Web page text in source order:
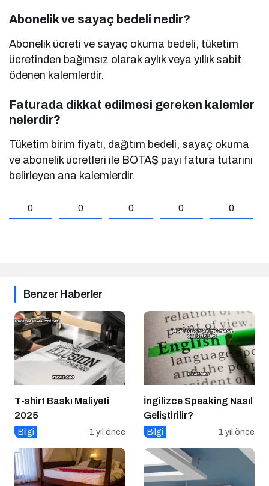
Abonelik ve sayaç bedeli nedir?
Abonelik ücreti ve sayaç okuma bedeli, tüketim
ücretinden bağımsız olarak aylık veya yıllık sabit
ödenen kalemlerdir.
Faturada dikkat edilmesi gereken kalemler
nelerdir?
Tüketim birim fiyatı, dağıtım bedeli, sayaç okuma
ve abonelik ücretleri ile BOTAŞ payı fatura tutarını
belirleyen ana kalemlerdir.
0 0 0 0 0
Benzer Haberler
T-shirt Baskı Maliyeti
2025
Bilgi 1 yıl önce
İngilizce Speaking Nasıl
Geliştirilir?
Bilgi 1 yıl önce